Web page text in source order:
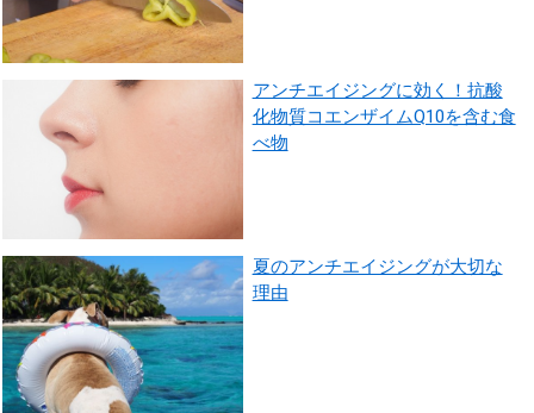
アンチエイジングに効く！抗酸
化物質コエンザイムQ10を含む食
べ物
夏のアンチエイジングが大切な
理由